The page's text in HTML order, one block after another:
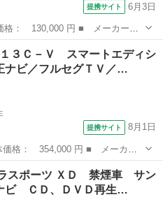
提携サイト 6月3日
タ ■ グレード名： ４ＷＤ
コン ■ 排気量： 660cc ■ ドア
３Ｃ－Ｖ スマートエディシ
ビ／フルセグＴＶ／…
提携サイト 8月1日
■ グレード名： １３Ｃ－Ｖ
／フルセグＴＶ／ＣＤ／ＤＶＤ
スポーツ ＸＤ 禁煙車 サン
ビ ＣＤ、ＤＶＤ再生…